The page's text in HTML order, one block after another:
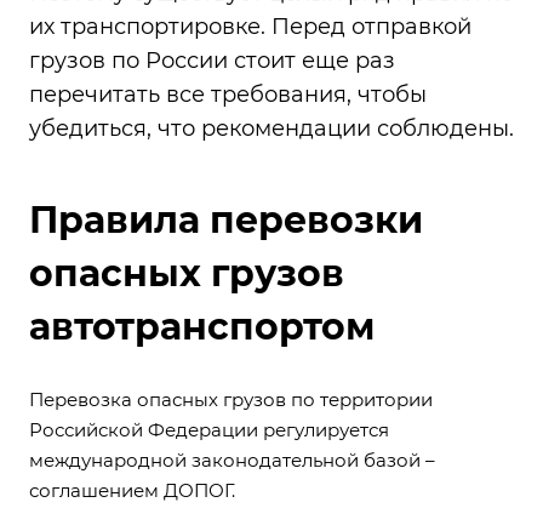
их транспортировке. Перед отправкой
грузов по России стоит еще раз
перечитать все требования, чтобы
убедиться, что рекомендации соблюдены.
Правила перевозки
опасных грузов
автотранспортом
Перевозка опасных грузов по территории
Российской Федерации регулируется
международной законодательной базой –
соглашением ДОПОГ.